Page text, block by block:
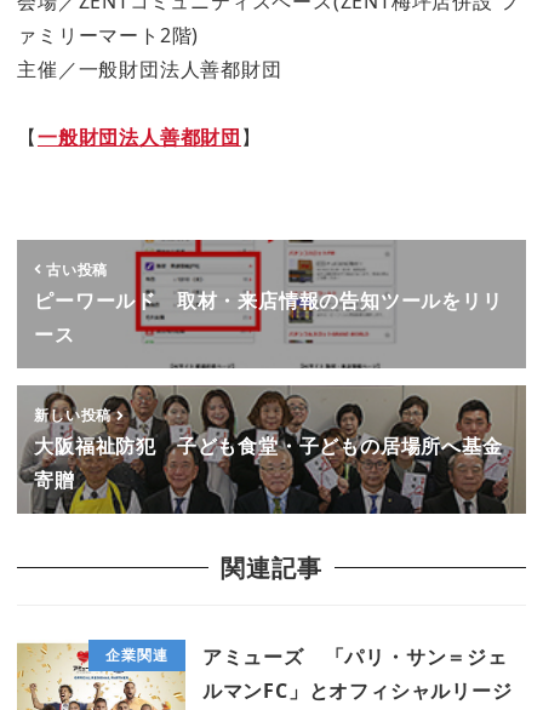
ァミリーマート2階)
主催／一般財団法人善都財団
【一般財団法人善都財団】
古い投稿
ピーワールド 取材・来店情報の告知ツールをリリ
ース
新しい投稿
大阪福祉防犯 子ども食堂・子どもの居場所へ基金
寄贈
関連記事
企業関連
アミューズ 「パリ・サン＝ジェ
ルマンFC」とオフィシャルリージ